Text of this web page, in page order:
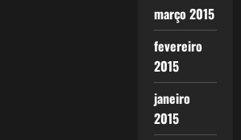
março 2015
fevereiro
2015
janeiro
2015